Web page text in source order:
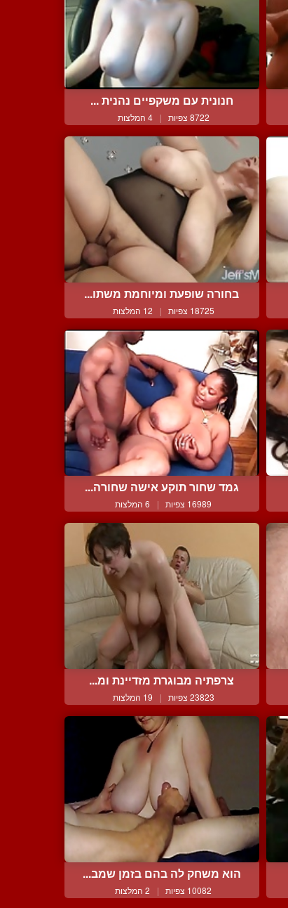
חנונית עם משקפיים נהנית ...
8722 צפיות | 4 המלצות
בחורה שופעת ומיוחמת משתו...
18725 צפיות | 12 המלצות
גמד שחור תוקע אישה שחורה...
16989 צפיות | 6 המלצות
צרפתיה מבוגרת מזדיינת ומ...
23823 צפיות | 19 המלצות
הוא משחק לה בהם בזמן שמב...
10082 צפיות | 2 המלצות